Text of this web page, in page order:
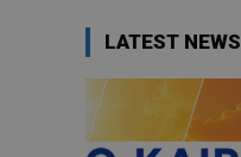
LATEST NEWS